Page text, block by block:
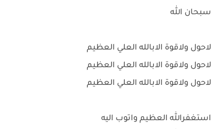
سبحان الله
لاحول ولاقوة الابالله العلي العظيم
لاحول ولاقوة الابالله العلي العظيم
لاحول ولاقوة الابالله العلي العظيم
استغفرالله العظيم واتوب اليه